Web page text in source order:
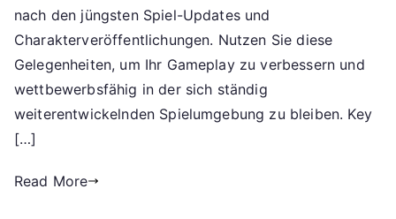
nach den jüngsten Spiel-Updates und
Charakterveröffentlichungen. Nutzen Sie diese
Gelegenheiten, um Ihr Gameplay zu verbessern und
wettbewerbsfähig in der sich ständig
weiterentwickelnden Spielumgebung zu bleiben. Key
[…]
Read More